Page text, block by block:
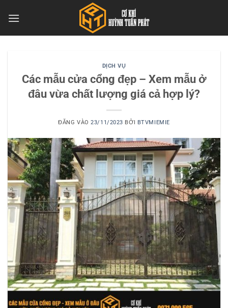
qua
DỊCH VỤ
Các mẫu cửa cổng đẹp – Xem mẫu ở
đâu vừa chất lượng giá cả hợp lý?
ĐĂNG VÀO23/11/2023 BỞI BTVMIEMIE